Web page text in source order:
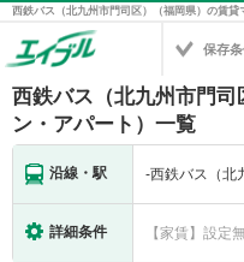
保存
西鉄バス（北九州市門司
ン・アパート）一覧
沿線・駅 -西鉄バス（北
詳細条件 【家賃】設定